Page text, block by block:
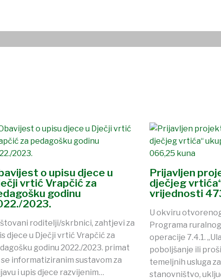
o upisu djece u
vrtić Vrapčić za
godinu
2023.
roditelji/skrbnici, zahtjevi za
djece u Dječji vrtić Vrapčić za
godinu 2022./2023. primat
informatiziranim sustavom za
i upis djece razvijenim…
Prijavljen
dječjeg
vrijednosti
U okviru
Programa
operacije 7.4.1.
poboljšanje ili
temeljnih usluga
stanovništvo,